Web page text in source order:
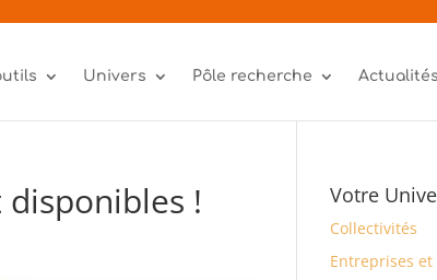
Univers Pôle recherche Actualités
! Votre
Collectivités
Entreprises